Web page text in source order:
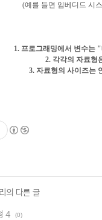
(예를 들면 임베디드 시
1. 프로그래밍에서 변수는
2. 각각의 자료형
3. 자료형의 사이즈는
의 다른 글
4 (0)